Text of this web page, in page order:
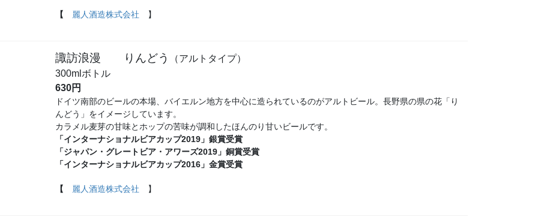
【 麗人酒造株式会社 】
諏訪浪漫 りんどう
（アルトタイプ）
300mlボトル
630円
ドイツ南部のビールの本場、バイエルン地方を中心に造られているのがアルトビール。長野県の県の花「り
んどう」をイメージしています。
カラメル麦芽の甘味とホップの苦味が調和したほんのり甘いビールです。
「インターナショナルビアカップ2019」銀賞受賞
「ジャパン・グレートビア・アワーズ2019」銅賞受賞
「インターナショナルビアカップ2016」金賞受賞
【 麗人酒造株式会社 】